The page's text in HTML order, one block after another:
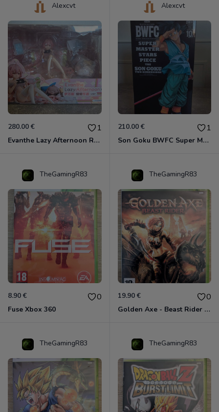
Alexcvt
280.00 € 1
Evanthe Lazy Afternoon Red Pride of Eden
Alexcvt
210.00 € 1
Son Goku BWFC Super Master Stars
TheGamingR83
8.90 € 0
Fuse Xbox 360
TheGamingR83
19.90 € 0
Golden Axe - Beast Rider Xbox 360
TheGamingR83 TheGamingR83